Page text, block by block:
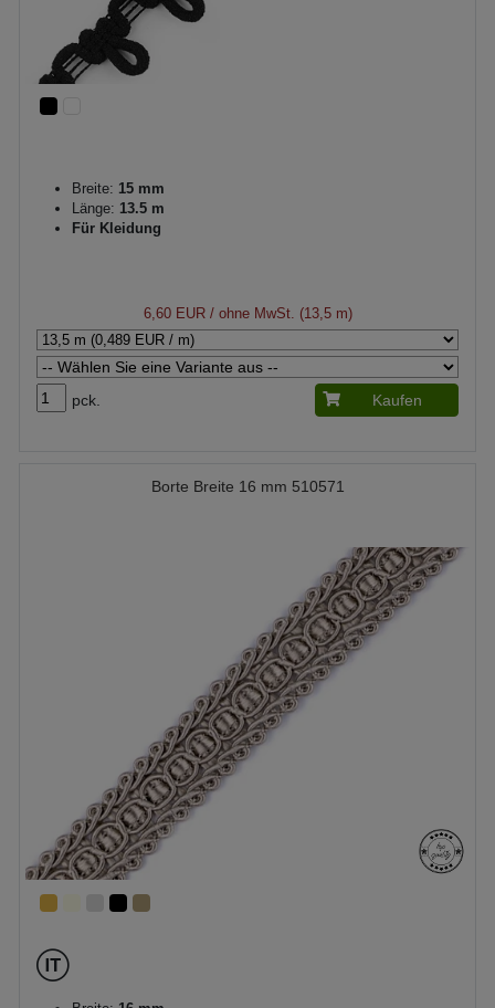
Breite: 15 mm
Länge: 13.5 m
Für Kleidung
6,60 EUR/ ohne MwSt. (13,5 m)
pck. Kaufen
Borte Breite 16 mm 510571